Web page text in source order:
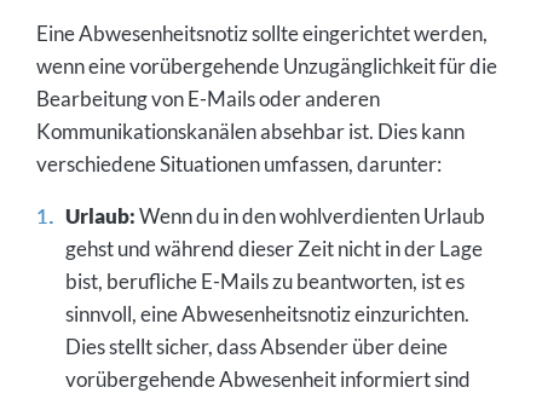
Eine Abwesenheitsnotiz sollte eingerichtet werden,
wenn eine vorübergehende Unzugänglichkeit für die
Bearbeitung von E-Mails oder anderen
Kommunikationskanälen absehbar ist. Dies kann
verschiedene Situationen umfassen, darunter:
Urlaub:Wenn du in den wohlverdienten Urlaub
gehst und während dieser Zeit nicht in der Lage
bist, berufliche E-Mails zu beantworten, ist es
sinnvoll, eine Abwesenheitsnotiz einzurichten.
Dies stellt sicher, dass Absender über deine
vorübergehende Abwesenheit informiert sind